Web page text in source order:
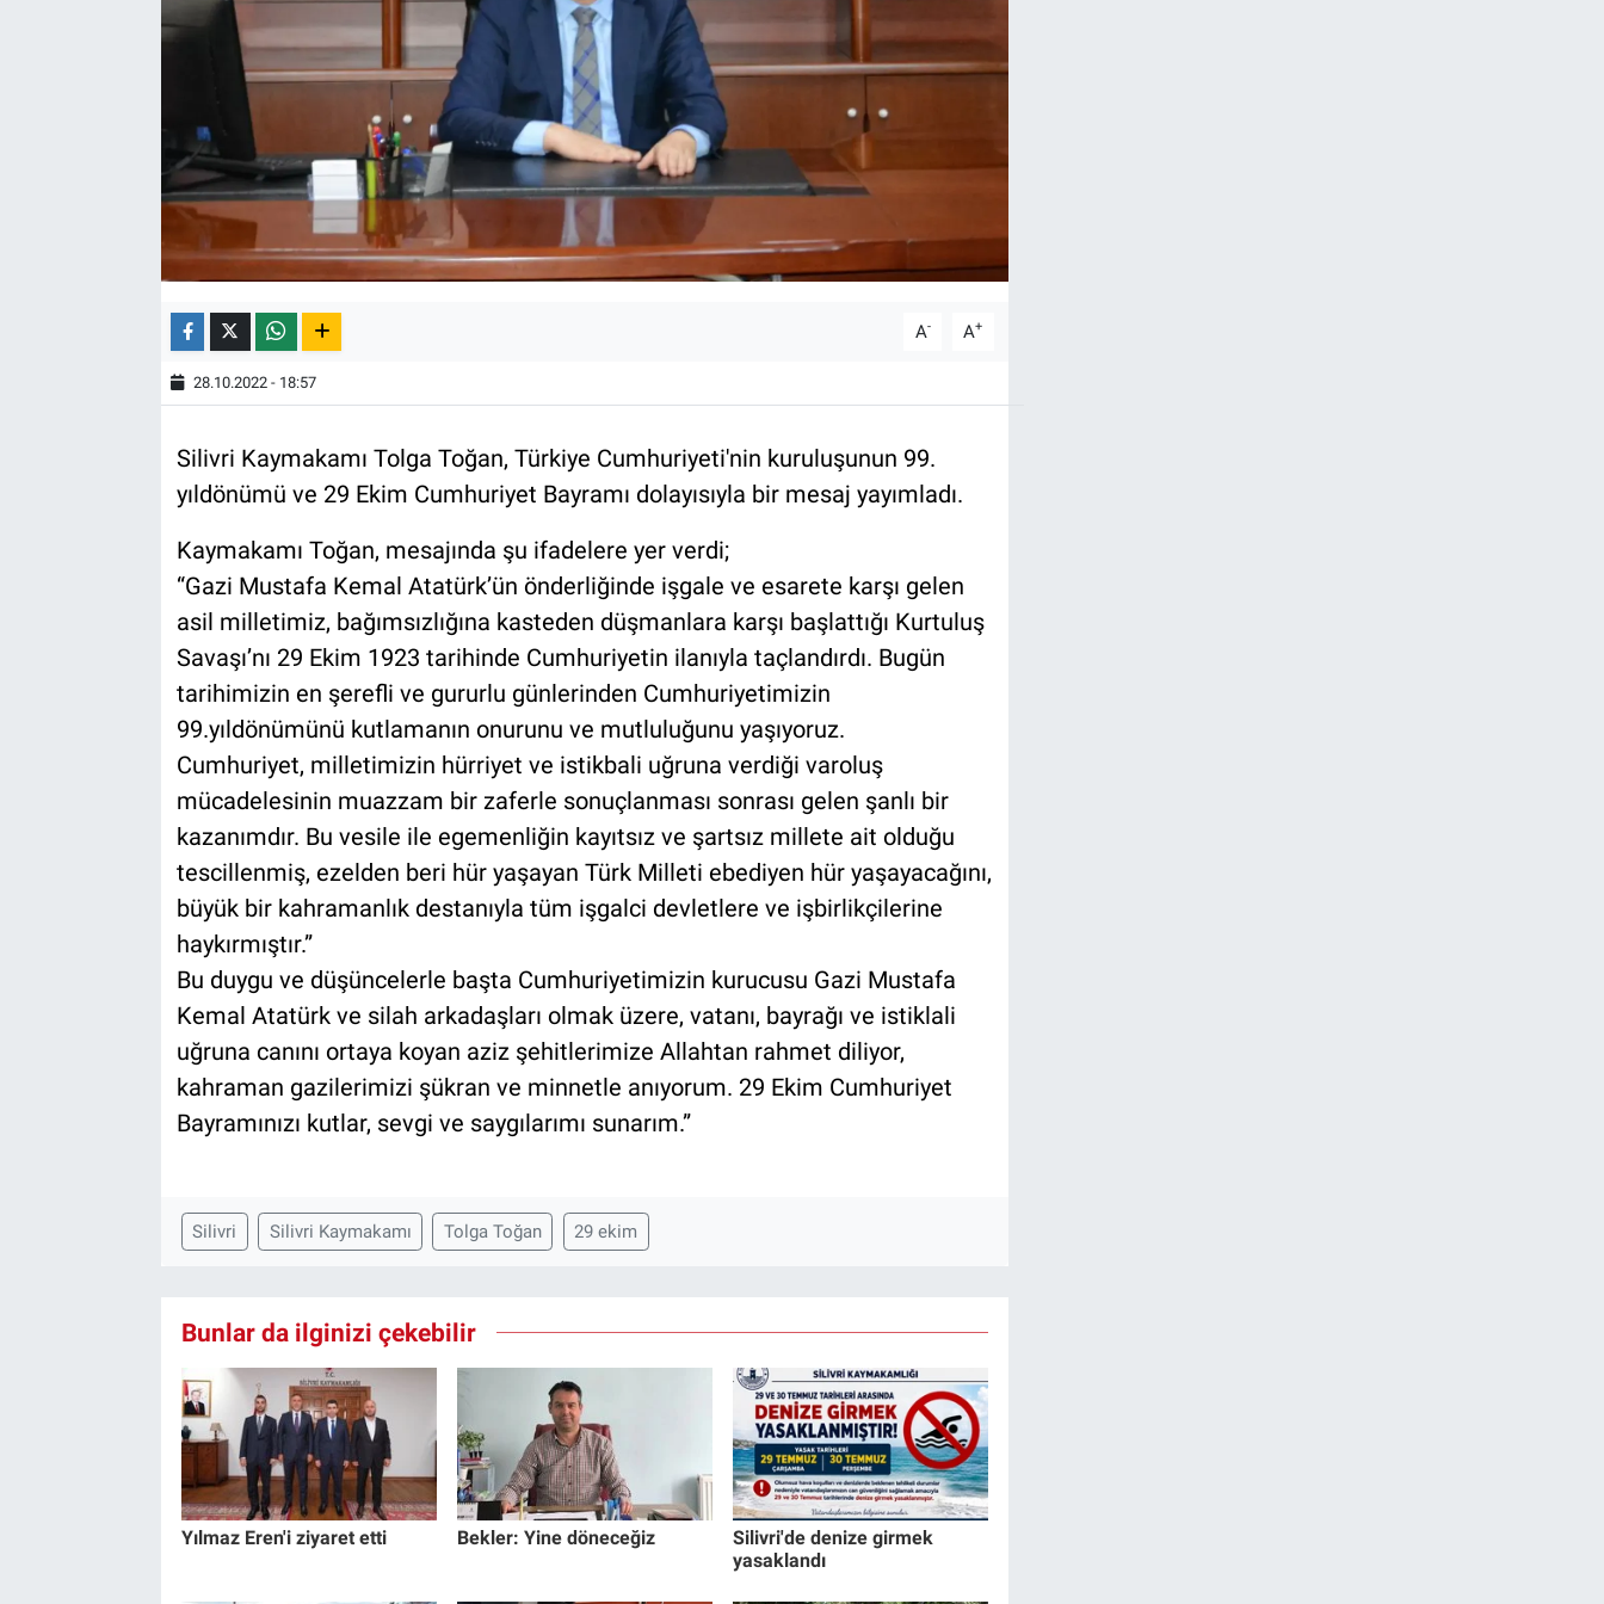
A- A+
28.10.2022 - 18:57
Silivri Kaymakamı Tolga Toğan, Türkiye Cumhuriyeti'nin kuruluşunun 99.
yıldönümü ve 29 Ekim Cumhuriyet Bayramı dolayısıyla bir mesaj yayımladı.
Kaymakamı Toğan, mesajında şu ifadelere yer verdi;
“Gazi Mustafa Kemal Atatürk’ün önderliğinde işgale ve esarete karşı gelen
asil milletimiz, bağımsızlığına kasteden düşmanlara karşı başlattığı Kurtuluş
Savaşı’nı 29 Ekim 1923 tarihinde Cumhuriyetin ilanıyla taçlandırdı. Bugün
tarihimizin en şerefli ve gururlu günlerinden Cumhuriyetimizin
99.yıldönümünü kutlamanın onurunu ve mutluluğunu yaşıyoruz.
Cumhuriyet, milletimizin hürriyet ve istikbali uğruna verdiği varoluş
mücadelesinin muazzam bir zaferle sonuçlanması sonrası gelen şanlı bir
kazanımdır. Bu vesile ile egemenliğin kayıtsız ve şartsız millete ait olduğu
tescillenmiş, ezelden beri hür yaşayan Türk Milleti ebediyen hür yaşayacağını,
büyük bir kahramanlık destanıyla tüm işgalci devletlere ve işbirlikçilerine
haykırmıştır.”
Bu duygu ve düşüncelerle başta Cumhuriyetimizin kurucusu Gazi Mustafa
Kemal Atatürk ve silah arkadaşları olmak üzere, vatanı, bayrağı ve istiklali
uğruna canını ortaya koyan aziz şehitlerimize Allahtan rahmet diliyor,
kahraman gazilerimizi şükran ve minnetle anıyorum. 29 Ekim Cumhuriyet
Bayramınızı kutlar, sevgi ve saygılarımı sunarım.”
Silivri Silivri Kaymakamı Tolga Toğan 29 ekim
Bunlar da ilginizi çekebilir
Yılmaz Eren'i ziyaret etti Bekler: Yine döneceğiz
Silivri'de denize girmek
yasaklandı